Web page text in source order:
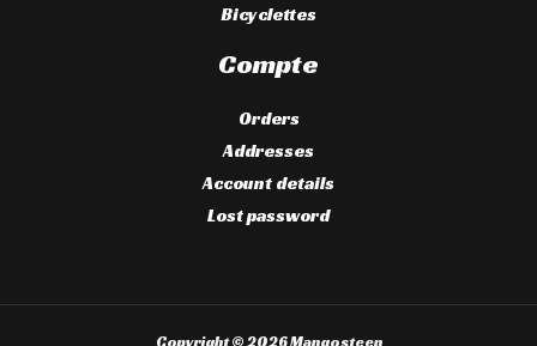
Bicyclettes
Compte
Orders
Addresses
Account details
Lost password